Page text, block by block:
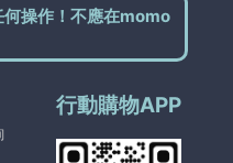
操作！不應在momo
行動購物APP